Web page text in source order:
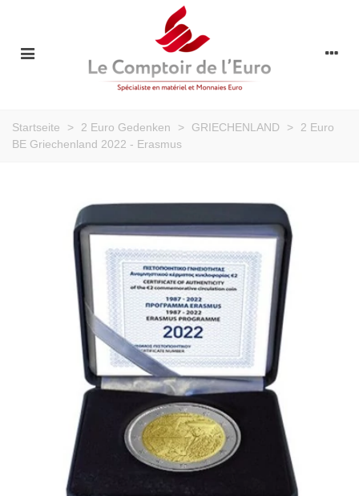
Startseite > 2 Euro Gedenken > GRIECHENLAND >
2 Euro
BE Griechenland 2022 - Erasmus